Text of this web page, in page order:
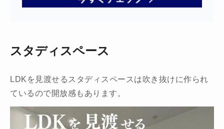
スタディスペース
LDKを見渡せるスタディスペースは吹き抜けに作られ
ているので開放感もあります。